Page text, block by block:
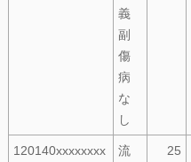
義
副
傷
病
な
し
120140xxxxxxxx
流
25